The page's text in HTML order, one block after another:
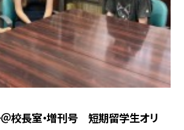
＠校長室・増刊号 短期留学生オリ